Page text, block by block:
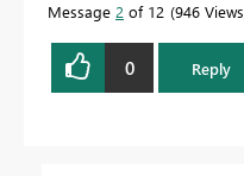
Message 2 of 12 946 Views
0 Reply